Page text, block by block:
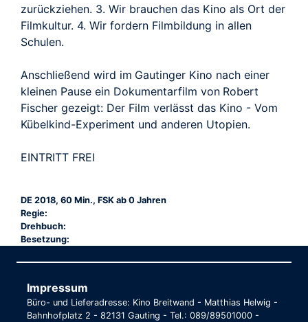
zurückziehen. 3. Wir brauchen das Kino als Ort der
Filmkultur. 4. Wir fordern Filmbildung in allen
Schulen.
Anschließend wird im Gautinger Kino nach einer
kleinen Pause ein Dokumentarfilm von Robert
Fischer gezeigt: Der Film verlässt das Kino - Vom
Kübelkind-Experiment und anderen Utopien.
EINTRITT FREI
DE 2018, 60 Min., FSK ab 0 Jahren
Regie:
Drehbuch:
Besetzung:
Impressum
Büro- und Lieferadresse: Kino Breitwand - Matthias Helwig -
Bahnhofplatz 2 - 82131 Gauting - Tel.: 089/89501000 -